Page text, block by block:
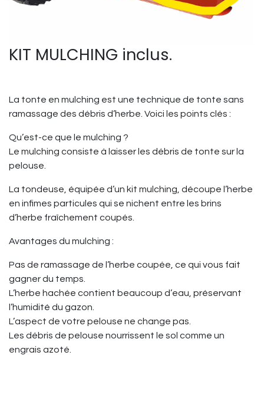
KIT MULCHING inclus.
La tonte en mulching est une technique de tonte sans
ramassage des débris d’herbe. Voici les points clés :
Qu’est-ce que le mulching ?
Le mulching consiste à laisser les débris de tonte sur la
pelouse.
La tondeuse, équipée d’un kit mulching, découpe l’herbe
en infimes particules qui se nichent entre les brins
d’herbe fraîchement coupés.
Avantages du mulching :
Pas de ramassage de l’herbe coupée, ce qui vous fait
gagner du temps.
L’herbe hachée contient beaucoup d’eau, préservant
l’humidité du gazon.
L’aspect de votre pelouse ne change pas.
Les débris de pelouse nourrissent le sol comme un
engrais azoté.